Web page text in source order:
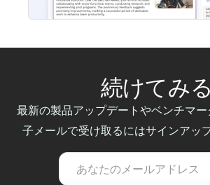
続けてみる
最新の製品アップデートやベンチマ
子メールで受け取るにはサインアッ